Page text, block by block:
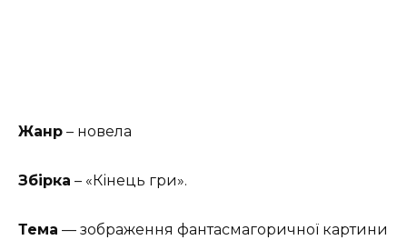
Жанр – новела
Збірка – «Кінець гри».
Тема — зображення фантасмагоричної картини